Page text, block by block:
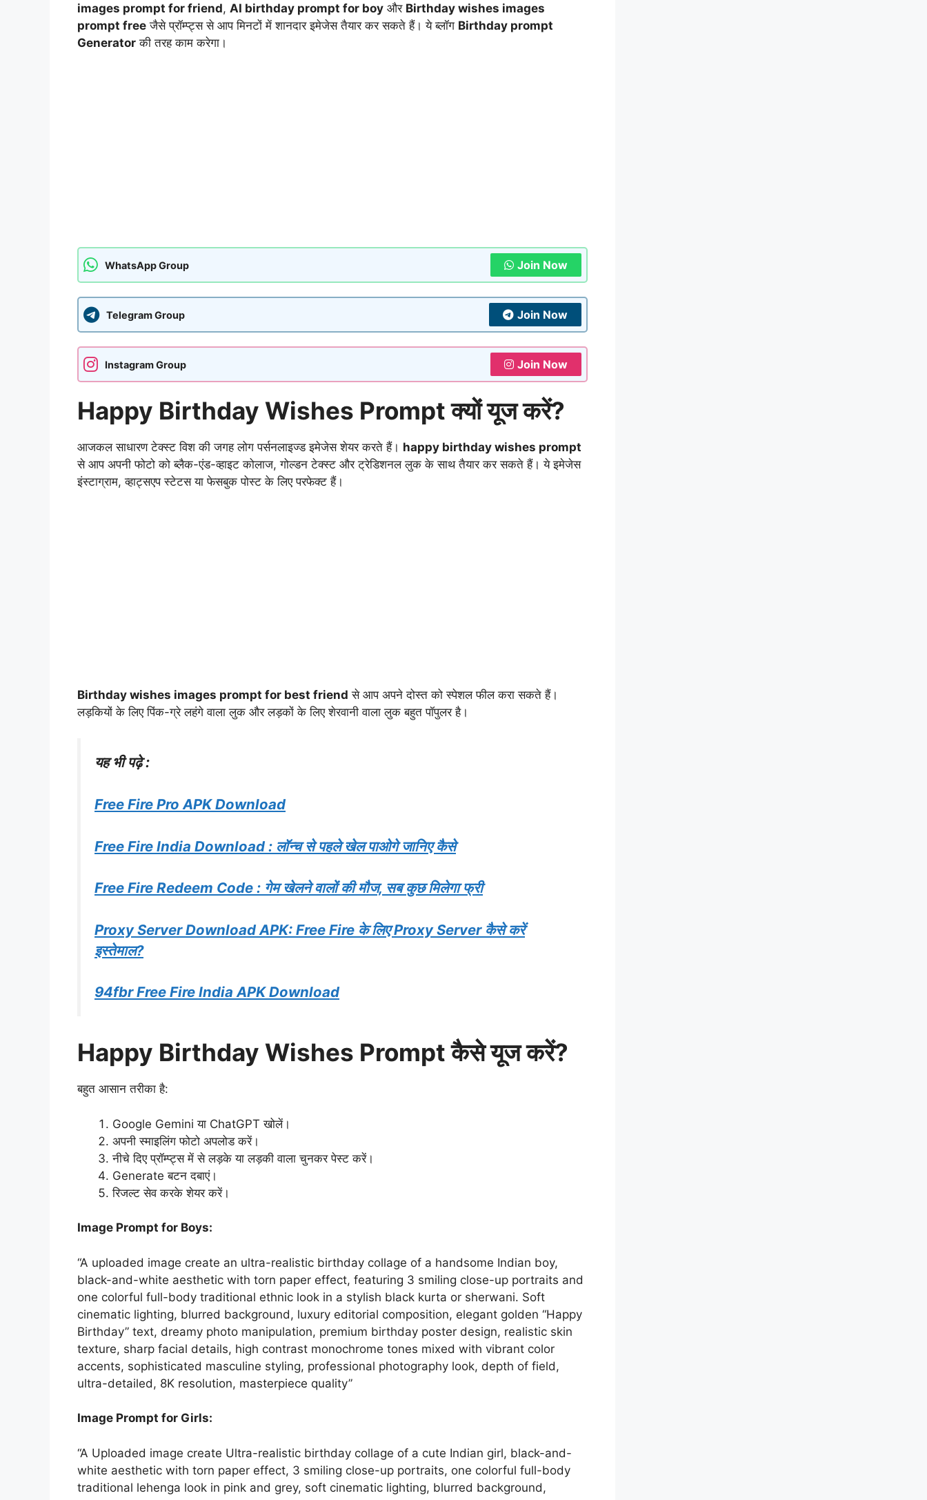
images prompt for friend, AI birthday prompt for boy और Birthday wishes images
prompt free जैसे प्रॉम्प्ट्स से आप मिनटों में शानदार इमेजेस तैयार कर सकते हैं। ये ब्लॉग Birthday prompt
Generator की तरह काम करेगा।
WhatsApp Group Join Now
Telegram Group Join Now
Instagram Group Join Now
Happy Birthday Wishes Prompt क्यों यूज करें?
आजकल साधारण टेक्स्ट विश की जगह लोग पर्सनलाइज्ड इमेजेस शेयर करते हैं। happy birthday wishes prompt
से आप अपनी फोटो को ब्लैक-एंड-व्हाइट कोलाज, गोल्डन टेक्स्ट और ट्रेडिशनल लुक के साथ तैयार कर सकते हैं। ये इमेजेस
इंस्टाग्राम, व्हाट्सएप स्टेटस या फेसबुक पोस्ट के लिए परफेक्ट हैं।
Birthday wishes images prompt for best friend से आप अपने दोस्त को स्पेशल फील करा सकते हैं।
लड़कियों के लिए पिंक-ग्रे लहंगे वाला लुक और लड़कों के लिए शेरवानी वाला लुक बहुत पॉपुलर है।
यह भी पढ़े :
Free Fire Pro APK Download
Free Fire India Download : लॉन्च से पहले खेल पाओगे जानिए कैसे
Free Fire Redeem Code : गेम खेलने वालों की मौज, सब कुछ मिलेगा फ्री
Proxy Server Download APK: Free Fire के लिए Proxy Server कैसे करें
इस्तेमाल?
94fbr Free Fire India APK Download
Happy Birthday Wishes Prompt कैसे यूज करें?
बहुत आसान तरीका है:
Google Gemini या ChatGPT खोलें।
अपनी स्माइलिंग फोटो अपलोड करें।
नीचे दिए प्रॉम्प्ट्स में से लड़के या लड़की वाला चुनकर पेस्ट करें।
Generate बटन दबाएं।
रिजल्ट सेव करके शेयर करें।
Image Prompt for Boys:
“A uploaded image create an ultra-realistic birthday collage of a handsome Indian boy,
black-and-white aesthetic with torn paper effect, featuring 3 smiling close-up portraits and
one colorful full-body traditional ethnic look in a stylish black kurta or sherwani. Soft
cinematic lighting, blurred background, luxury editorial composition, elegant golden “Happy
Birthday” text, dreamy photo manipulation, premium birthday poster design, realistic skin
texture, sharp facial details, high contrast monochrome tones mixed with vibrant color
accents, sophisticated masculine styling, professional photography look, depth of field,
ultra-detailed, 8K resolution, masterpiece quality”
Image Prompt for Girls:
“A Uploaded image create Ultra-realistic birthday collage of a cute Indian girl, black-and-
white aesthetic with torn paper effect, 3 smiling close-up portraits, one colorful full-body
traditional lehenga look in pink and grey, soft cinematic lighting, blurred background,